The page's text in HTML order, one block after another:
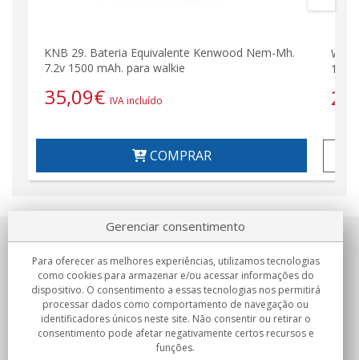
KNB 29. Bateria Equivalente Kenwood Nem-Mh.
7.2v 1500 mAh. para walkie
35,09€ IVA incluído
COMPRAR
136-
Sobre nosotros
Compromissos
Compras
Gerenciar consentimento
Para oferecer as melhores experiências, utilizamos tecnologias
como cookies para armazenar e/ou acessar informações do
dispositivo. O consentimento a essas tecnologias nos permitirá
processar dados como comportamento de navegação ou
identificadores únicos neste site. Não consentir ou retirar o
consentimento pode afetar negativamente certos recursos e
funções.